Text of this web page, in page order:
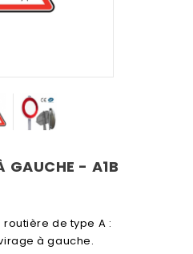
GAUCHE - A1B
de type A :
à gauche.